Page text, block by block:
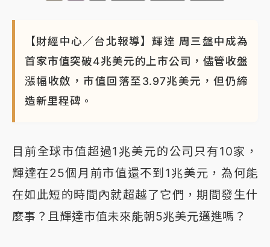
【財經中心／台北報導】輝達 周三盤中成為
首家市值突破4兆美元的上市公司，儘管收盤
漲幅收斂，市值回落至3.97兆美元，但仍締
造新里程碑。
目前全球市值超過1兆美元的公司只有10家，
輝達在25個月前市值還不到1兆美元，為何能
在如此短的時間內就超越了它們，期間發生什
麼事？且輝達市值未來能朝5兆美元邁進嗎？